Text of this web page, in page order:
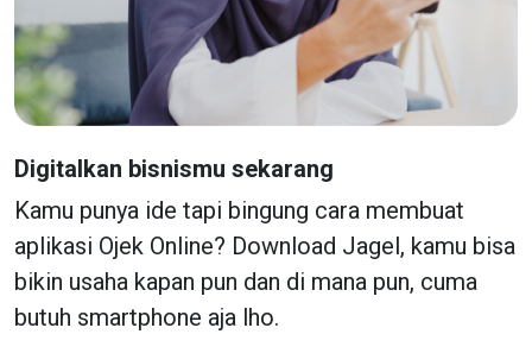
Digitalkan bisnismu sekarang
Kamu punya ide tapi bingung cara membuat
aplikasi Ojek Online? Download Jagel, kamu bisa
bikin usaha kapan pun dan di mana pun, cuma
butuh smartphone aja lho.